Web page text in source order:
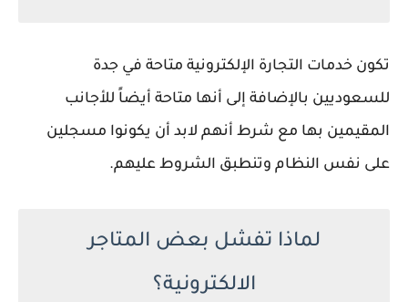
تكون خدمات التجارة الإلكترونية متاحة في جدة
للسعوديين بالإضافة إلى أنها متاحة أيضاً للأجانب
المقيمين بها مع شرط أنهم لابد أن يكونوا مسجلين
على نفس النظام وتنطبق الشروط عليهم.
لماذا تفشل بعض المتاجر
الالكترونية؟